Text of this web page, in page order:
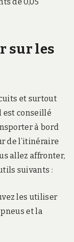
sur les
et surtout
est conseillé
à bord
de l’itinéraire
allez affronter,
suivants :
les utiliser
et la